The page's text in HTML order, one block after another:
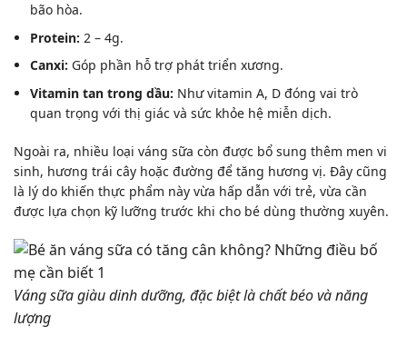
bão hòa.
Protein: 2 – 4g.
Canxi: Góp phần hỗ trợ phát triển xương.
Vitamin tan trong dầu: Như vitamin A, D đóng vai trò
quan trọng với thị giác và sức khỏe hệ miễn dịch.
Ngoài ra, nhiều loại váng sữa còn được bổ sung thêm men vi
sinh, hương trái cây hoặc đường để tăng hương vị. Đây cũng
là lý do khiến thực phẩm này vừa hấp dẫn với trẻ, vừa cần
được lựa chọn kỹ lưỡng trước khi cho bé dùng thường xuyên.
Váng sữa giàu dinh dưỡng, đặc biệt là chất béo và năng
lượng